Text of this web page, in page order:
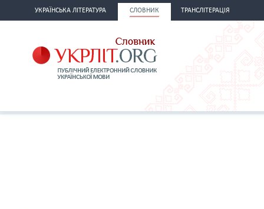
УКРАЇНСЬКА ЛІТЕРАТУРА СЛОВНИК ТРАНСЛІТЕРАЦІЯ